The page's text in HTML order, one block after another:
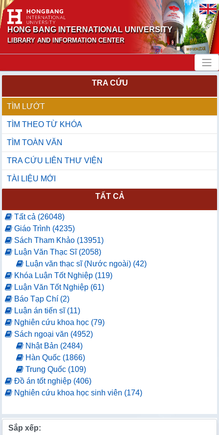
HONG BANG INTERNATIONAL UNIVERSITY
LIBRARY AND INFORMATION CENTER
TRA CỨU
TÌM LƯỚT
TÌM THEO TỪ KHÓA
TÌM TOÀN VĂN
TRA CỨU LIÊN THƯ VIỆN
TÀI LIỆU MỚI
TẤT CẢ
Tất cả (26048)
Giáo Trình (4235)
Sách Tham Khảo (13951)
Luận Văn Thạc Sĩ (2058)
Luận văn thạc sĩ (Nước ngoài) (42)
Khóa Luận Tốt Nghiệp (119)
Luận Văn Tốt Nghiệp (61)
Báo Tạp Chí (2)
Luận án tiến sĩ (11)
Nghiên cứu khoa học (79)
Sách ngoại văn (4952)
Nhật Bản (2484)
Hàn Quốc (1866)
Trung Quốc (109)
Đồ án tốt nghiệp (406)
Nghiên cứu khoa học sinh viên (174)
Sắp xếp: